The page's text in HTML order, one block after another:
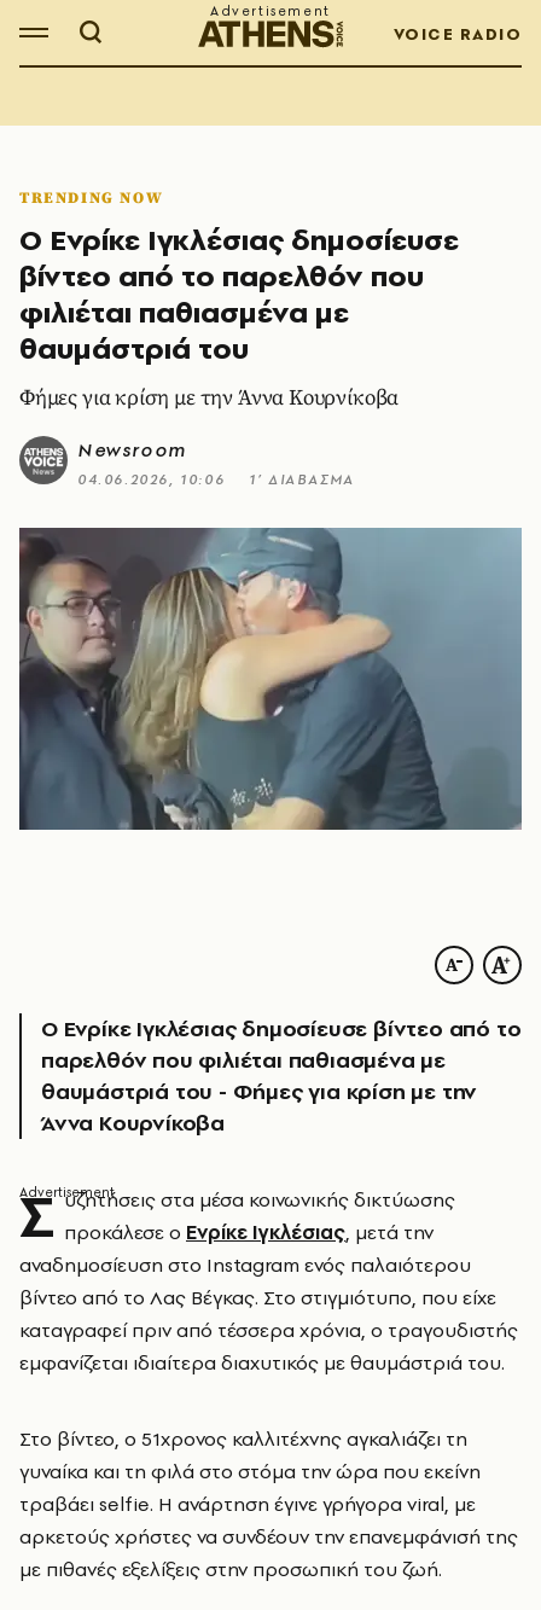
VOICE RADIO
TRENDING NOW
Ο Ενρίκε Ιγκλέσιας δημοσίευσε
βίντεο από το παρελθόν που
φιλιέται παθιασμένα με
θαυμάστριά του
Φήμες για κρίση με την Άννα Κουρνίκοβα
Newsroom
04.06.2026, 10:06 1’ ΔΙΑΒΑΣΜΑ
Ο Ενρίκε Ιγκλέσιας δημοσίευσε βίντεο από το
παρελθόν που φιλιέται παθιασμένα με
θαυμάστριά του - Φήμες για κρίση με την
Άννα Κουρνίκοβα
Σ υζητήσεις στα μέσα κοινωνικής δικτύωσης
προκάλεσε ο Ενρίκε Ιγκλέσιας, μετά την
αναδημοσίευση στο Instagram ενός παλαιότερου
βίντεο από το Λας Βέγκας. Στο στιγμιότυπο, που είχε
καταγραφεί πριν από τέσσερα χρόνια, ο τραγουδιστής
εμφανίζεται ιδιαίτερα διαχυτικός με θαυμάστριά του.
Στο βίντεο, ο 51χρονος καλλιτέχνης αγκαλιάζει τη
γυναίκα και τη φιλά στο στόμα την ώρα που εκείνη
τραβάει selfie. Η ανάρτηση έγινε γρήγορα viral, με
αρκετούς χρήστες να συνδέουν την επανεμφάνισή της
με πιθανές εξελίξεις στην προσωπική του ζωή.